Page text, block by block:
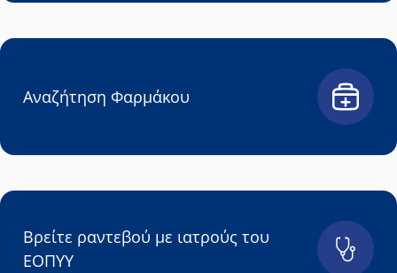
Αναζήτηση Φαρμάκου
Βρείτε ραντεβού με ιατρούς του
ΕΟΠΥΥ